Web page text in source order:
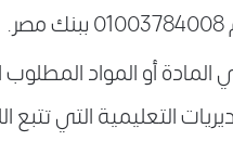
أو المواد
التعليمية التي تتبع